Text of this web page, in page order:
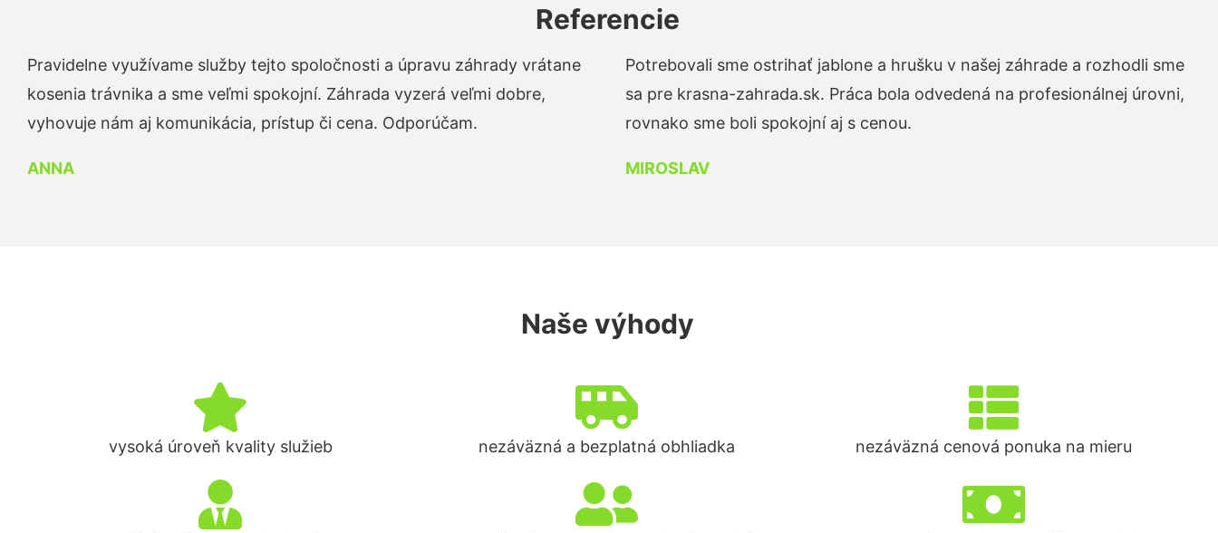
Referencie
Pravidelne využívame služby tejto spoločnosti a úpravu záhrady vrátane
kosenia trávnika a sme veľmi spokojní. Záhrada vyzerá veľmi dobre,
vyhovuje nám aj komunikácia, prístup či cena. Odporúčam.
ANNA
Potrebovali sme ostrihať jablone a hrušku v našej záhrade a rozhodli sme
sa pre krasna-zahrada.sk. Práca bola odvedená na profesionálnej úrovni,
rovnako sme boli spokojní aj s cenou.
MIROSLAV
Naše výhody
vysoká úroveň kvality služieb nezáväzná a bezplatná obhliadka nezáväzná cenová ponuka na mieru